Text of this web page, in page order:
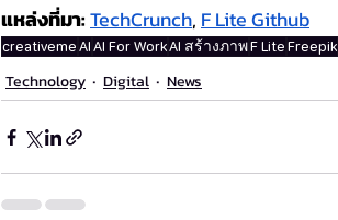
แหล่งที่มา:TechCrunch, F Lite Github
creativemeAIAI For WorkAI สร้างภาพF LiteFreepik
Technology Digital News